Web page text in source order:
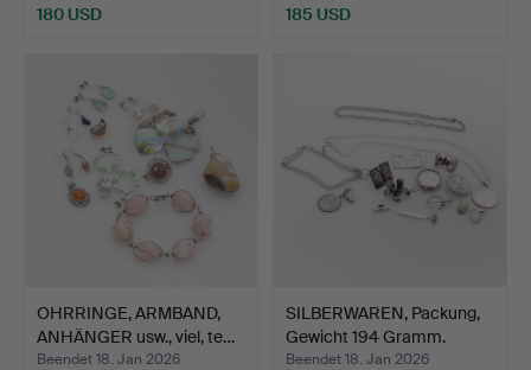
180 USD 185 USD
OHRRINGE, ARMBAND,
ANHÄNGER usw., viel, te…
Beendet 18. Jan 2026
SILBERWAREN, Packung,
Gewicht 194 Gramm.
Beendet 18. Jan 2026